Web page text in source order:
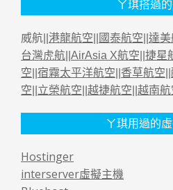
ㄚ琪搭過
威航|| 港龍航空 國泰航空 達美
台灣虎航 AirAsia X航空 捷星
空 宿霧太平洋航空 香草航空
空 立榮航空 越捷航空 越南航
ㄚ琪用過的
Hostinger
interserver虛擬主機